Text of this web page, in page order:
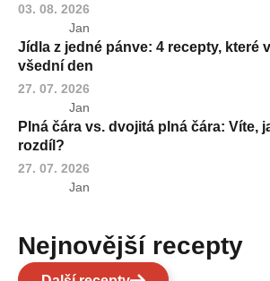
03. 08. 2026
Jan
Jídla z jedné pánve: 4 recepty, které
všední den
27. 07. 2026
Jan
Plná čára vs. dvojitá plná čára: Víte,
rozdíl?
27. 07. 2026
Jan
Nejnovější recepty